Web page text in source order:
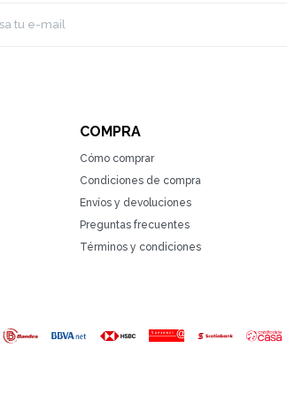
COMPRA
Cómo comprar
Condiciones de compra
Envíos y devoluciones
Preguntas frecuentes
Términos y condiciones